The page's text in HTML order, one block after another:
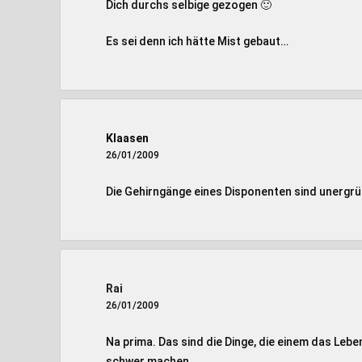
Dich durchs selbige gezogen 🙂
Es sei denn ich hätte Mist gebaut…
Klaasen
26/01/2009
Die Gehirngänge eines Disponenten sind
Rai
26/01/2009
Na prima. Das sind die Dinge, die einem das